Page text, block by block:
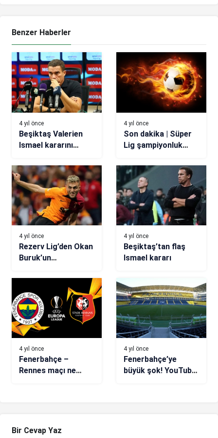
Benzer Haberler
4 yıl önce
Beşiktaş Valerien
Ismael kararını
4 yıl önce
Son dakika | Süper
Lig şampiyonluk
4 yıl önce
Rezerv Lig’den Okan
Buruk’un
Alper Yılmaz şov!
4 yıl önce
Beşiktaş’tan flaş
Ismael kararı
4 yıl önce
Fenerbahçe –
Rennes maçı ne
4 yıl önce
Fenerbahçe’ye
büyük şok! YouTube
Bir Cevap Yaz